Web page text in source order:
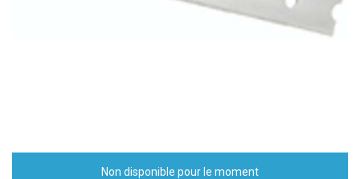
Non disponible pour le moment